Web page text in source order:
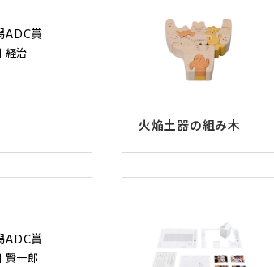
ADC賞
経治
火焔土器の組み木
ADC賞
賢一郎